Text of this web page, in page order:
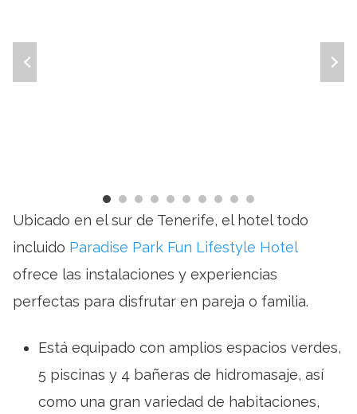
Ubicado en el sur de Tenerife, el hotel todo
incluido Paradise Park Fun Lifestyle Hotel
ofrece las instalaciones y experiencias
perfectas para disfrutar en pareja o familia.
Está equipado con amplios espacios verdes,
5 piscinas y 4 bañeras de hidromasaje, así
como una gran variedad de habitaciones,